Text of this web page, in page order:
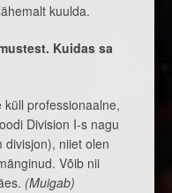
kuulda.
Kuidas sa
professionaalne,
Division I-s nagu
divisjon), niiet olen
Võib nii
(Muigab)